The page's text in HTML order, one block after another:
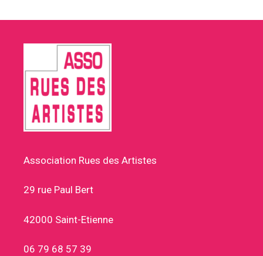
Association Rues des Artistes
29 rue Paul Bert
42000 Saint-Etienne
06 79 68 57 39